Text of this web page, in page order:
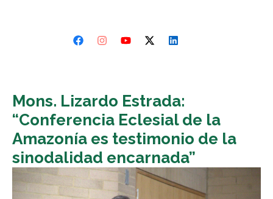
Mons. Lizardo Estrada:
“Conferencia Eclesial de la
Amazonía es testimonio de la
sinodalidad encarnada”